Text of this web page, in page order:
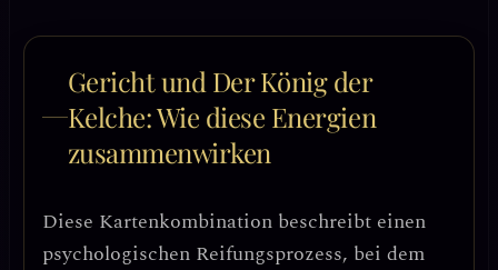
Gericht und Der König der
Kelche: Wie diese Energien
zusammenwirken
Diese Kartenkombination beschreibt einen
psychologischen Reifungsprozess, bei dem